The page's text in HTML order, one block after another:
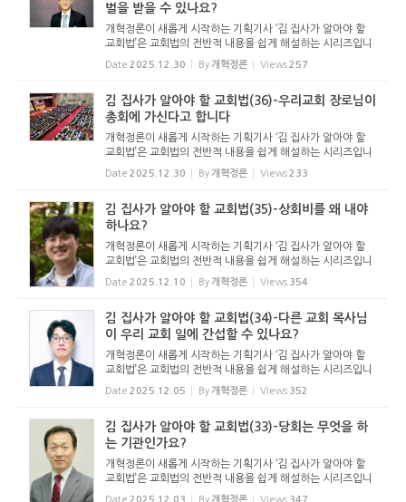
벌을 받을 수 있나요?
개혁정론이 새롭게 시작하는 기획기사 ‘김 집사가 알아야 할
교회법’은 교회법의 전반적 내용을 쉽게 해설하는 시리즈입니
다. 기독교보와 함께 진행하는 시리즈로서 여기에 싣는 것은
기독교보의 허락을 받았습니다. 글 내용은 기독교보에 실린
Date 2025.12.30 By 개혁정론 Views257
김 집사가 알아야 할 교회법(36)-우리교회 장로님이
총회에 가신다고 합니다
개혁정론이 새롭게 시작하는 기획기사 ‘김 집사가 알아야 할
교회법’은 교회법의 전반적 내용을 쉽게 해설하는 시리즈입니
다. 기독교보와 함께 진행하는 시리즈로서 여기에 싣는 것은
기독교보의 허락을 받았습니다. 글 내용은 기독교보에 실린
Date 2025.12.30 By 개혁정론 Views233
김 집사가 알아야 할 교회법(35)-상회비를 왜 내야
하나요?
개혁정론이 새롭게 시작하는 기획기사 ‘김 집사가 알아야 할
교회법’은 교회법의 전반적 내용을 쉽게 해설하는 시리즈입니
다. 기독교보와 함께 진행하는 시리즈로서 여기에 싣는 것은
기독교보의 허락을 받았습니다. 글 내용은 기독교보에 실린
Date 2025.12.10 By 개혁정론 Views 354
김 집사가 알아야 할 교회법(34)-다른 교회 목사님
이 우리 교회 일에 간섭할 수 있나요?
개혁정론이 새롭게 시작하는 기획기사 ‘김 집사가 알아야 할
교회법’은 교회법의 전반적 내용을 쉽게 해설하는 시리즈입니
다. 기독교보와 함께 진행하는 시리즈로서 여기에 싣는 것은
기독교보의 허락을 받았습니다. 글 내용은 기독교보에 실린
Date 2025.12.05 By 개혁정론 Views 352
김 집사가 알아야 할 교회법(33)-당회는 무엇을 하
는 기관인가요?
개혁정론이 새롭게 시작하는 기획기사 ‘김 집사가 알아야 할
교회법’은 교회법의 전반적 내용을 쉽게 해설하는 시리즈입니
다. 기독교보와 함께 진행하는 시리즈로서 여기에 싣는 것은
Date 2025.12.03 By 개혁정론 Views 347